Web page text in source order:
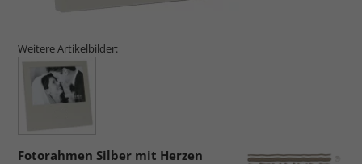
Weitere Artikelbilder:
Fotorahmen Silber mit Herzen